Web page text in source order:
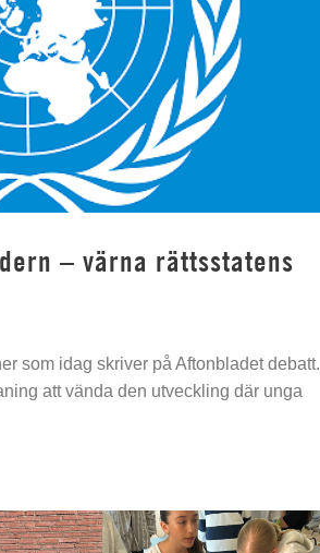
– värna rättsstatens
som idag skriver på Aftonbladet debatt.
att vända den utveckling där unga